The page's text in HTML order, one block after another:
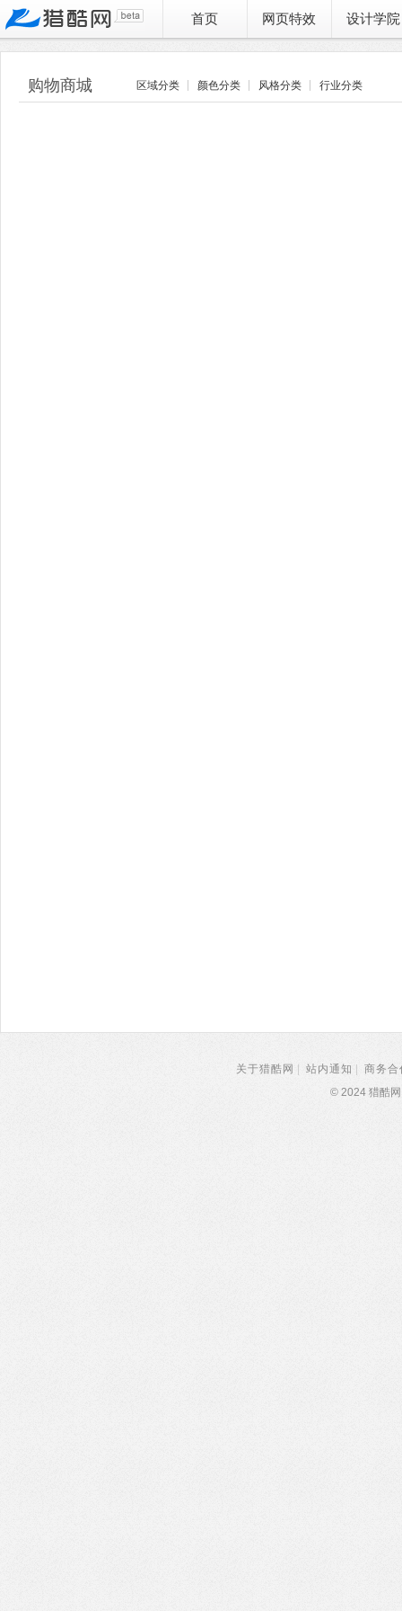
首页 网页特效 设计学院
购物商城 区域分类 颜色分类 风格分类 行业分类
关于猎酷网 站内通知
商务合
© 2024 猎酷